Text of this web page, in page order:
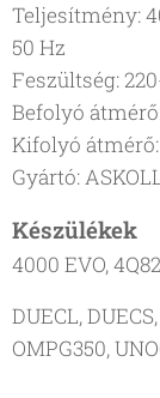
Teljesítmény:
50 Hz
Feszültség:
Befolyó
Kifolyó
Gyártó:
Készülékek
4000 EVO, 4Q82
DUECL,
OMPG350,